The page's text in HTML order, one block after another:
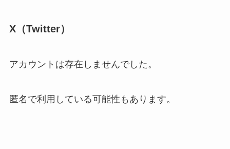
X（Twitter）
アカウントは存在しませんでした。
匿名で利用している可能性もあります。